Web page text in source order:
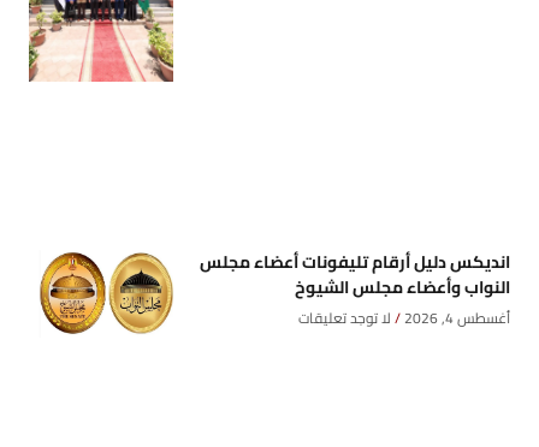
انديكس دليل أرقام تليفونات أعضاء مجلس
النواب وأعضاء مجلس الشيوخ
أغسطس 4, 2026 لا توجد تعليقات